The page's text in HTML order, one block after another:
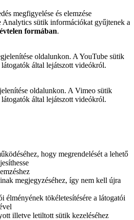
megfigyelése és elemzése
sütik információkat gyűjtenek a
formában.
oldalunkon. A YouTube sütik
által lejátszott videókról.
oldalunkon. A Vimeo sütik
által lejátszott videókról.
hogy megrendelését a lehető
megjegyzéséhez, így nem kell újra
élményének tökéletesítésére a látogatói
illetve letiltott sütik kezeléséhez